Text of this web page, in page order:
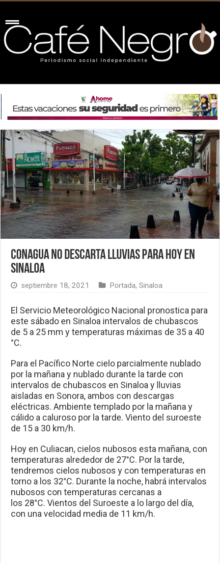
Conagua no descarta lluvias para hoy en
Sinaloa
septiembre 18, 2021 Portada,Sinaloa
El Servicio Meteorológico Nacional pronostica para
este sábado en Sinaloa intervalos de chubascos
de 5 a 25 mm y temperaturas máximas de 35 a 40
°C.
Para el Pacífico Norte cielo parcialmente nublado
por la mañana y nublado durante la tarde con
intervalos de chubascos en Sinaloa y lluvias
aisladas en Sonora, ambos con descargas
eléctricas. Ambiente templado por la mañana y
cálido a caluroso por la tarde. Viento del suroeste
de 15 a 30 km/h.
Hoy en Culiacan, cielos nubosos esta mañana, con
temperaturas alrededor de 27°C. Por la tarde,
tendremos cielos nubosos y con temperaturas en
torno a los 32°C. Durante la noche, habrá intervalos
nubosos con temperaturas cercanas a
los 28°C. Vientos del Suroeste a lo largo del día,
con una velocidad media de 11 km/h.